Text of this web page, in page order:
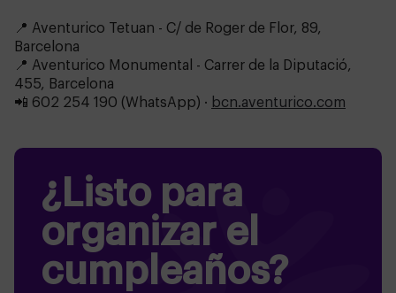
📍 Aventurico Tetuan - C/ de Roger de Flor, 89,
Barcelona
📍 Aventurico Monumental - Carrer de la Diputació,
455, Barcelona
📲 602 254 190 (WhatsApp) · bcn.aventurico.com
¿Listo para
organizar el
cumpleaños?